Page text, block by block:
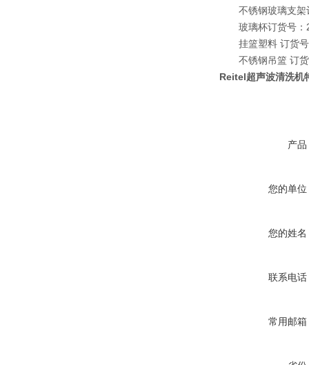
不锈钢玻璃支
玻璃杯订货号
挂篮塑料 订货
不锈钢吊篮 订
Reitel超声波清洗机
产品
您的单位
您的姓名
联系电话
常用邮箱